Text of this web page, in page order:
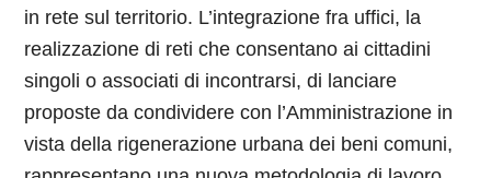
in rete sul territorio. L’integrazione fra uffici, la
realizzazione di reti che consentano ai cittadini
singoli o associati di incontrarsi, di lanciare
proposte da condividere con l’Amministrazione in
vista della rigenerazione urbana dei beni comuni,